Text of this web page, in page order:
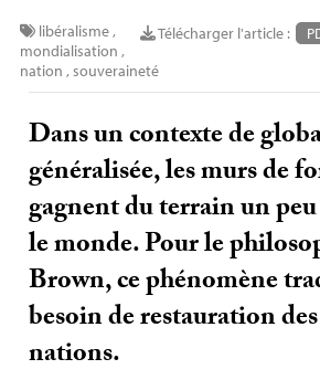
Télécharger l'article :
libéralisme,
mondialisation ,
nation ,souveraineté
Dans un contexte de
généralisée, les murs de
gagnent du terrain un
le monde. Pour le
Brown, ce phénomène
besoin de restauration
nations.